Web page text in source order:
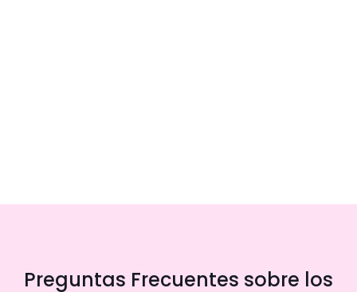
Preguntas Frecuentes sobre los